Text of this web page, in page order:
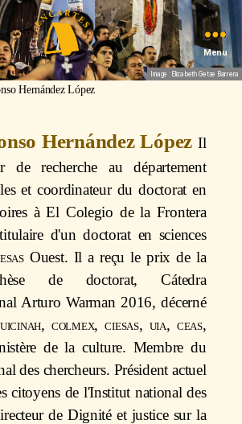
Menu
Image : Elizabeth Getse Barrera
Hernández López
Hernández LópezIl
de recherche au département
et coordinateur du doctorat en
à El Colegio de la Frontera
d'un doctorat en sciences
Ouest. Il a reçu le prix de la
de doctorat, Cátedra
Arturo Warman 2016, décerné
inah, colmex, ciesas, uia, ceas,
de la culture. Membre du
des chercheurs. Président actuel
citoyens de l'Institut national des
de Dignité et justice sur la